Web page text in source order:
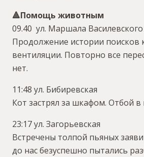
🔺️Помощь животным
09.40 ул. Маршала Василевского
Продолжение истории поисков
вентиляции. Повторно все
нет.
11:48 ул. Бибиревская
Кот застрял за шкафом. Отбой в
23:17 ул. Загорьевская
Встречены толпой пьяных
до нас безуспешно пытались